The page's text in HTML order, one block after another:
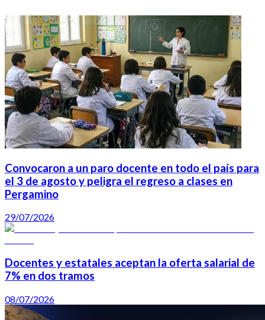
Convocaron a un paro docente en todo el país para
el 3 de agosto y peligra el regreso a clases en
Pergamino
29/07/2026
Docentes y estatales aceptan la oferta salarial de
7% en dos tramos
08/07/2026